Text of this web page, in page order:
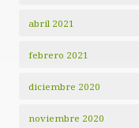
abril 2021
febrero 2021
diciembre 2020
noviembre 2020